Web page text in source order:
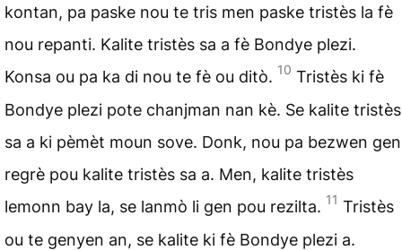
kontan, pa paske nou te tris men paske tristès la fè
nou repanti. Kalite tristès sa a fè Bondye plezi.
Konsa ou pa ka di nou te fè ou ditò. 10 Tristès ki fè
Bondye plezi pote chanjman nan kè. Se kalite tristès
sa a ki pèmèt moun sove. Donk, nou pa bezwen gen
regrè pou kalite tristès sa a. Men, kalite tristès
lemonn bay la, se lanmò li gen pou rezilta. 11 Tristès
ou te genyen an, se kalite ki fè Bondye plezi a.